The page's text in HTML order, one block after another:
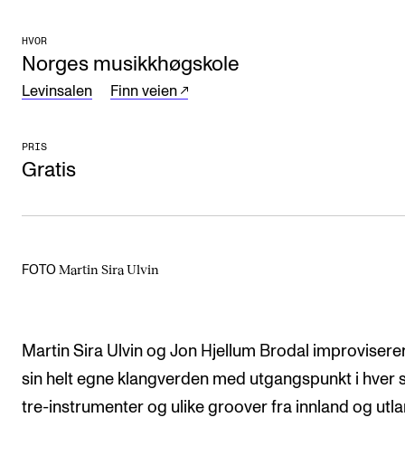
Nyheter og historier
Ledige stillinger
INFO
Om Norges musikkhøgskole
For ansatte og studenter
HVOR
Norges musikkhøgskole
Levinsalen Finn veien
PRIS
Gratis
FOTO Martin Sira Ulvin
Martin Sira Ulvin og Jon Hjellum Brodal
sin helt egne klangverden med utgangspunkt i hver
tre-instrumenter og ulike groover fra innland og